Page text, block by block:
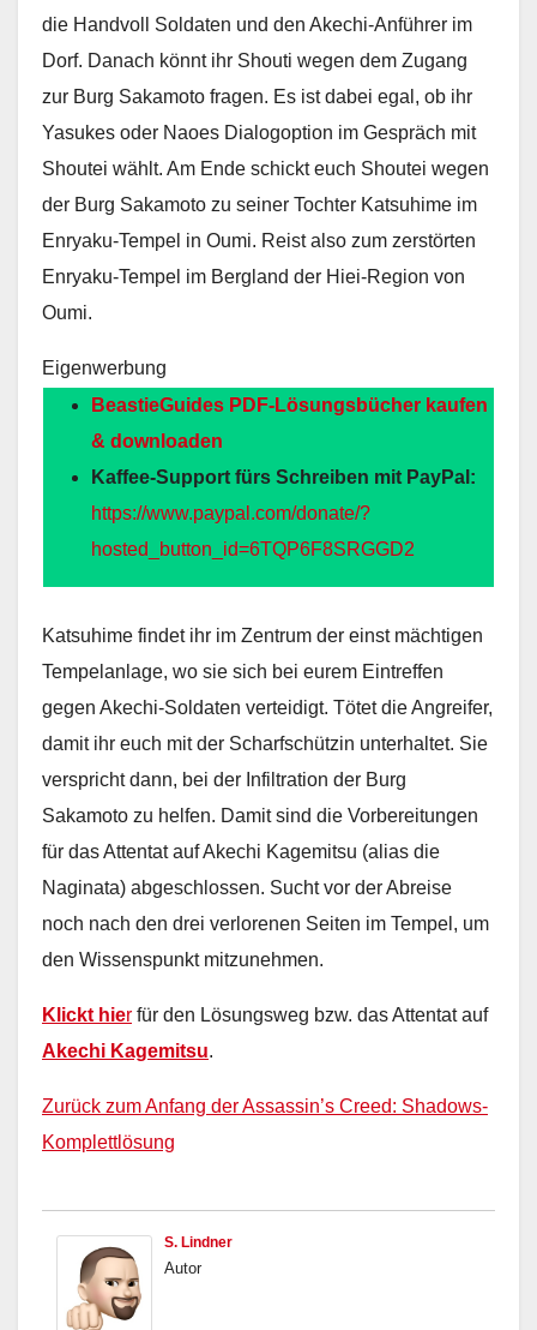
die Handvoll Soldaten und den Akechi-Anführer im
Dorf. Danach könnt ihr Shouti wegen dem Zugang
zur Burg Sakamoto fragen. Es ist dabei egal, ob ihr
Yasukes oder Naoes Dialogoption im Gespräch mit
Shoutei wählt. Am Ende schickt euch Shoutei wegen
der Burg Sakamoto zu seiner Tochter Katsuhime im
Enryaku-Tempel in Oumi. Reist also zum zerstörten
Enryaku-Tempel im Bergland der Hiei-Region von
Oumi.
Eigenwerbung
BeastieGuides PDF-Lösungsbücher kaufen
& downloaden
Kaffee-Support fürs Schreiben mit PayPal:
https://www.paypal.com/donate/?
hosted_button_id=6TQP6F8SRGGD2
Katsuhime findet ihr im Zentrum der einst mächtigen
Tempelanlage, wo sie sich bei eurem Eintreffen
gegen Akechi-Soldaten verteidigt. Tötet die Angreifer,
damit ihr euch mit der Scharfschützin unterhaltet. Sie
verspricht dann, bei der Infiltration der Burg
Sakamoto zu helfen. Damit sind die Vorbereitungen
für das Attentat auf Akechi Kagemitsu (alias die
Naginata) abgeschlossen. Sucht vor der Abreise
noch nach den drei verlorenen Seiten im Tempel, um
den Wissenspunkt mitzunehmen.
Klickt hier für den Lösungsweg bzw. das Attentat auf
Akechi Kagemitsu.
Zurück zum Anfang der Assassin’s Creed: Shadows-
Komplettlösung
S. Lindner
Autor